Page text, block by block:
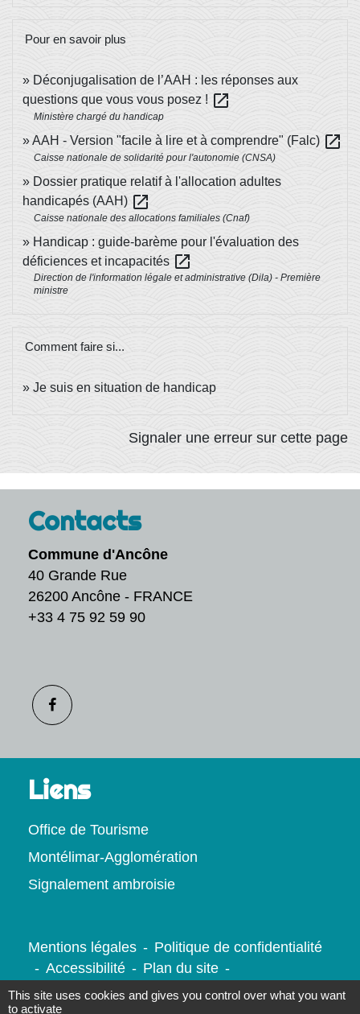
Pour en savoir plus
Déconjugalisation de l’AAH : les réponses aux
questions que vous vous posez ! open_in_new
Ministère chargé du handicap
AAH - Version "facile à lire et à comprendre" (Falc) open_in_new
Caisse nationale de solidarité pour l'autonomie (CNSA)
Dossier pratique relatif à l'allocation adultes
handicapés (AAH) open_in_new
Caisse nationale des allocations familiales (Cnaf)
Handicap : guide-barème pour l'évaluation des
déficiences et incapacités open_in_new
Direction de l'information légale et administrative (Dila) - Première
ministre
Comment faire si...
Je suis en situation de handicap
Signaler une erreur sur cette page
Contacts
Commune d'Ancône
40 Grande Rue
26200 Ancône - FRANCE
+33 4 75 92 59 90
Liens
Office de Tourisme
Montélimar-Agglomération
Signalement ambroisie
Mentions légales - Politique de confidentialité
- Accessibilité - Plan du site -
Gestion des cookies
This site uses cookies and gives you control over what you want
to activate